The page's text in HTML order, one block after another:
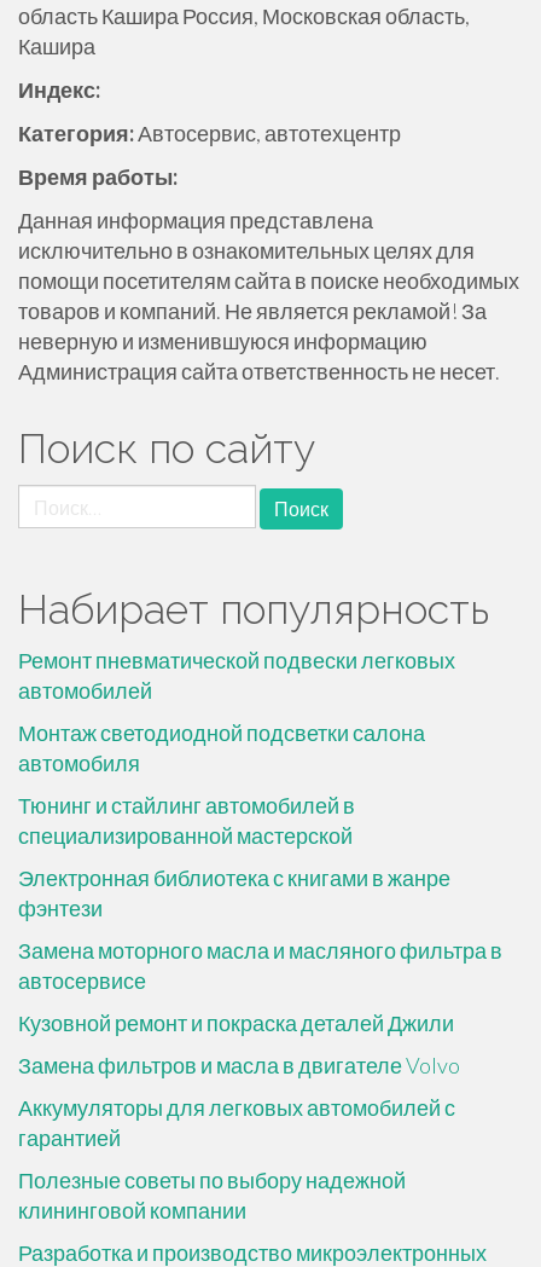
область Кашира Россия, Московская область,
Кашира
Индекс:
Категория:Автосервис, автотехцентр
Время работы:
Данная информация представлена
исключительно в ознакомительных целях для
помощи посетителям сайта в поиске необходимых
товаров и компаний. Не является рекламой! За
неверную и изменившуюся информацию
Администрация сайта ответственность не несет.
Поиск по сайту
Найти:
Набирает популярность
Ремонт пневматической подвески легковых
автомобилей
Монтаж светодиодной подсветки салона
автомобиля
Тюнинг и стайлинг автомобилей в
специализированной мастерской
Электронная библиотека с книгами в жанре
фэнтези
Замена моторного масла и масляного фильтра в
автосервисе
Кузовной ремонт и покраска деталей Джили
Замена фильтров и масла в двигателе Volvo
Аккумуляторы для легковых автомобилей с
гарантией
Полезные советы по выбору надежной
клининговой компании
Разработка и производство микроэлектронных